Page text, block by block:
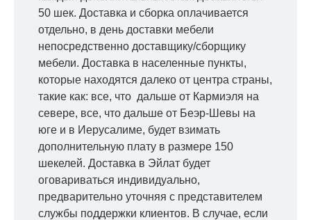
50 шек. Доставка и сборка оплачивается
отдельно, в день доставки мебели
непосредственно доставщику/сборщику
мебели. Доставка в населенные пункты,
которые находятся далеко от центра страны,
такие как: все, что дальше от Кармиэля на
севере, все, что дальше от Беэр-Шевы на
юге и в Иерусалиме, будет взимать
дополнительную плату в размере 150
шекелей. Доставка в Эйлат будет
оговариваться индивидуально,
предварительно уточняя с представителем
службы поддержки клиентов. В случае, если